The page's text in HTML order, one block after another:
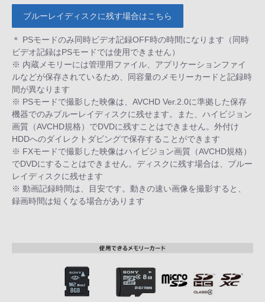
ブルーレイディスクに残す場合はこちら
＊ PSモードのみ同時ビデオ記録OFF時の時間になります（同時
ビデオ記録はPSモードでは使用できません）
※ 内蔵メモリーには管理用ファイル、アプリケーションファイ
ルなどが保存されているため、同容量のメモリーカードと記録時
間が異なります
※ PSモードで撮影した映像は、AVCHD Ver.2.0に準拠した保存
機器でのみブルーレイディスクに残せます。また、ハイビジョン
画質（AVCHD規格）でDVDに残すことはできません。外付け
HDDへのダイレクトダビングで保存することができます
※ FXモードで撮影した映像はハイビジョン画質（AVCHD規格）
でDVDにすることはできません。ディスクに残す場合は、ブルー
レイディスクに残せます
※ 動画記録時間は、目安です。動きの速い画像を撮影すると、
録画時間は短くなる場合があります